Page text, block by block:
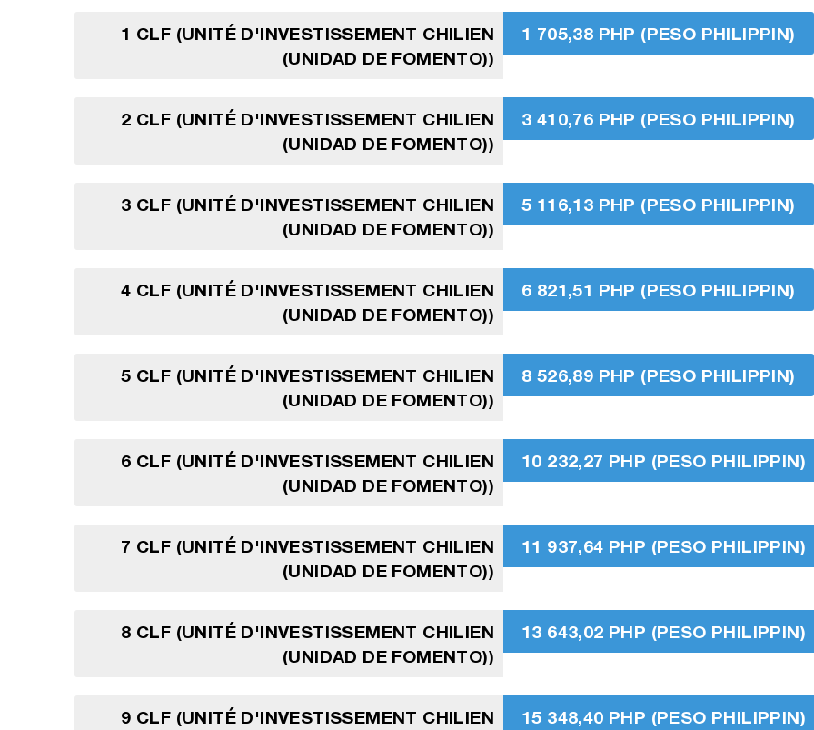
1 CLF (UNITÉ D'INVESTISSEMENT CHILIEN
(UNIDAD DE FOMENTO))
1 705,38 PHP (PESO PHILIPPIN)
2 CLF (UNITÉ D'INVESTISSEMENT CHILIEN
(UNIDAD DE FOMENTO))
3 410,76 PHP (PESO PHILIPPIN)
3 CLF (UNITÉ D'INVESTISSEMENT CHILIEN
(UNIDAD DE FOMENTO))
5 116,13 PHP (PESO PHILIPPIN)
4 CLF (UNITÉ D'INVESTISSEMENT CHILIEN
(UNIDAD DE FOMENTO))
6 821,51 PHP (PESO PHILIPPIN)
5 CLF (UNITÉ D'INVESTISSEMENT CHILIEN
(UNIDAD DE FOMENTO))
8 526,89 PHP (PESO PHILIPPIN)
6 CLF (UNITÉ D'INVESTISSEMENT CHILIEN
(UNIDAD DE FOMENTO))
10 232,27 PHP (PESO PHILIPPIN)
7 CLF (UNITÉ D'INVESTISSEMENT CHILIEN
(UNIDAD DE FOMENTO))
11 937,64 PHP (PESO PHILIPPIN)
8 CLF (UNITÉ D'INVESTISSEMENT CHILIEN
(UNIDAD DE FOMENTO))
13 643,02 PHP (PESO PHILIPPIN)
9 CLF (UNITÉ D'INVESTISSEMENT CHILIEN
15 348,40 PHP (PESO PHILIPPIN)